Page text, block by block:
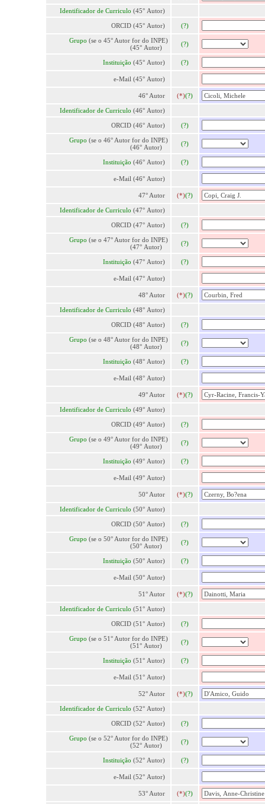
Identificador de Curriculo (45° Autor)
ORCID (45° Autor) (?)
Grupo (se o 45° Autor for do INPE)
(45° Autor)
(?)
Instituição (45° Autor) (?)
e-Mail (45° Autor)
46° Autor (*)(?)
Identificador de Curriculo (46° Autor)
ORCID (46° Autor) (?)
Grupo (se o 46° Autor for do INPE)
(46° Autor)
(?)
Instituição (46° Autor) (?)
e-Mail (46° Autor)
47° Autor (*)(?)
Identificador de Curriculo (47° Autor)
ORCID (47° Autor) (?)
Grupo (se o 47° Autor for do INPE)
(47° Autor)
(?)
Instituição (47° Autor) (?)
e-Mail (47° Autor)
48° Autor (*)(?)
Identificador de Curriculo (48° Autor)
ORCID (48° Autor) (?)
Grupo (se o 48° Autor for do INPE)
(48° Autor)
(?)
Instituição (48° Autor) (?)
e-Mail (48° Autor)
49° Autor (*)(?)
Identificador de Curriculo (49° Autor)
ORCID (49° Autor) (?)
Grupo (se o 49° Autor for do INPE)
(49° Autor)
(?)
Instituição (49° Autor) (?)
e-Mail (49° Autor)
50° Autor (*)(?)
Identificador de Curriculo (50° Autor)
ORCID (50° Autor) (?)
Grupo (se o 50° Autor for do INPE)
(50° Autor)
(?)
Instituição (50° Autor) (?)
e-Mail (50° Autor)
51° Autor (*)(?)
Identificador de Curriculo (51° Autor)
ORCID (51° Autor) (?)
Grupo (se o 51° Autor for do INPE)
(51° Autor)
(?)
Instituição (51° Autor) (?)
e-Mail (51° Autor)
52° Autor (*)(?)
Identificador de Curriculo (52° Autor)
ORCID (52° Autor) (?)
Grupo (se o 52° Autor for do INPE)
(52° Autor)
(?)
Instituição (52° Autor) (?)
e-Mail (52° Autor)
53° Autor (*)(?)